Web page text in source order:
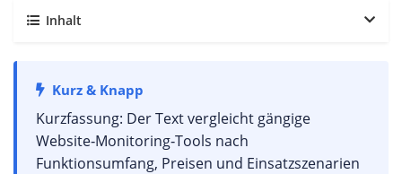
Inhalt
Kurz & Knapp
Kurzfassung: Der Text vergleicht gängige
Website‑Monitoring‑Tools nach
Funktionsumfang, Preisen und Einsatzszenarien